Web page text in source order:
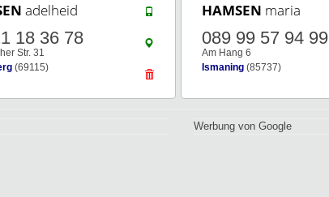
adelheid
18 36 78
Str. 31
(69115)
HAMSEN maria
089 99 57 94 99
Am Hang 6
Ismaning (85737)
Werbung von Google